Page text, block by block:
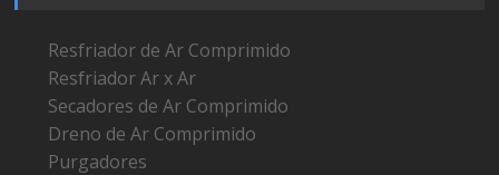
Resfriador de Ar Comprimido
Resfriador Ar x Ar
Secadores de Ar Comprimido
Dreno de Ar Comprimido
Purgadores